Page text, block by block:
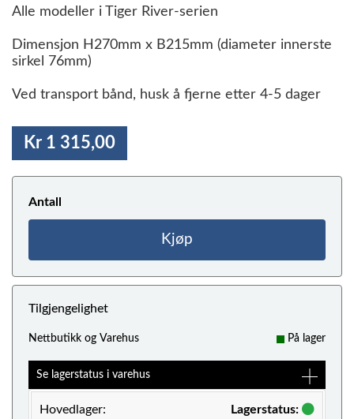
Alle modeller i Tiger River-serien
Dimensjon H270mm x B215mm (diameter innerste
sirkel 76mm)
Ved transport bånd, husk å fjerne etter 4-5 dager
Kr 1 315,00
Antall
Kjøp
Tilgjengelighet
Nettbutikk og Varehus På lager
Se lagerstatus i varehus
Hovedlager: Lagerstatus: